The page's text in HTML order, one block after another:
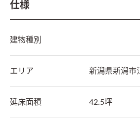
仕様
建物種別
エリア 新潟県新潟市
延床面積 42.5坪